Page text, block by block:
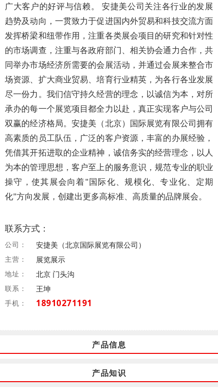
广大客户的好评与信赖。 安捷美公司关注各行业的发展
趋势及动向，一贯致力于促进国内外贸易和科技交流方面
发挥桥梁和纽带作用，注重各类展会项目的研究和针对性
的市场调查，注重与各政府部门、相关协会通力合作，共
同举办市场经济所需要的会展活动，并通过会展来整合市
场资源、扩大商业贸易、培育行业精英，为各行各业发展
尽一份力。我们信守持久经营的理念，以诚信为本，对所
承办的每一个展览项目都全力以赴，真正实现客户与公司
双赢的经济格局。安捷美（北京）国际展览有限公司拥有
高素质的员工队伍，广泛的客户资源，丰富的办展经验，
凭借其开拓进取的企业精神，诚信务实的经营理念，以人
为本的管理思想，客户至上的服务意识，规范专业的职业
操守，使其展会向着"国际化、规模化、专业化、定期
化"方向发展，创建出更多高标准、高质量的品牌展会。
联系方式：
公司： 安捷美（北京国际展览有限公司）
主营： 展览展示
地址： 北京 门头沟
联系： 王坤
手机： 18910271191
产品信息
产品知识